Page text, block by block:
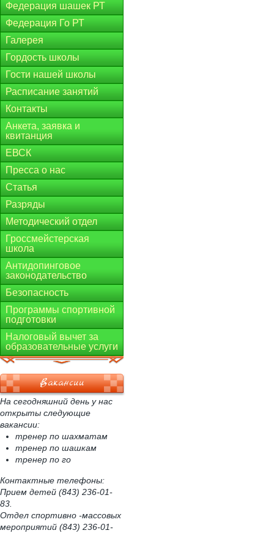
Федерация шашек РТ
Федерация Го РТ
Галерея
Гордость школы
Гости нашей школы
Расписание занятий
Контакты
Анкета, заявка и
квитанция
ЕВСК
Пресса о нас
Статья
Разряды
Методический отдел
Гроссмейстерская
школа
Антидопинговое
законодательство
Безопасность
Программы спортивной
подготовки
Налоговый вычет за
образовательные услуги
Вакансии
На сегодняшний день у нас
открыты следующие
вакансии:
тренер по шахматам
тренер по шашкам
тренер по го
Контактные телефоны:
Прием детей (843) 236-01-
83.
Отдел спортивно -массовых
мероприятий (843) 236-01-